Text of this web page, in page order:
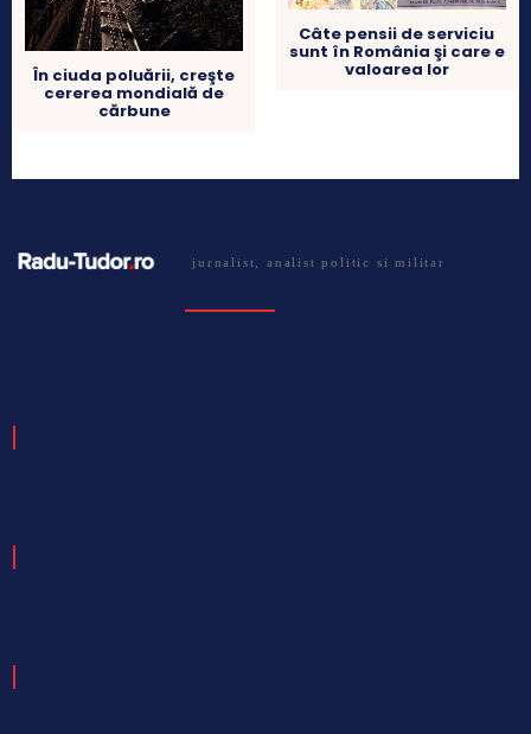
În ciuda poluării, creşte
cererea mondială de
cărbune
Câte pensii de serviciu
sunt în România şi care e
valoarea lor
jurnalist, analist politic si militar